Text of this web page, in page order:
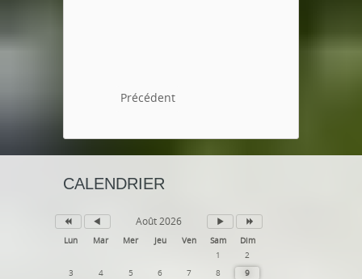
Précédent
CALENDRIER
Août 2026
Lun Mar Mer Jeu Ven Sam
Dim
1
2
3
4 5 6 7 8
9